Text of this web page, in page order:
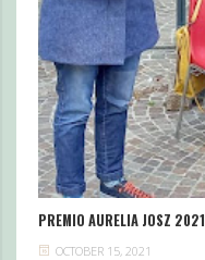
PREMIO AURELIA JOSZ 2021
OCTOBER 15, 2021